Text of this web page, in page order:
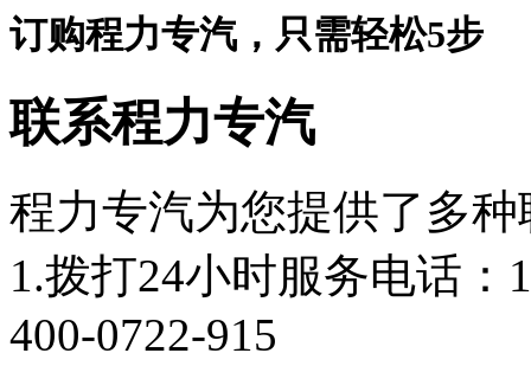
订购程力专汽，只需轻松5步
联系程力专汽
程力专汽为您提供了多
1.拨打24小时服务电话：
400-0722-915